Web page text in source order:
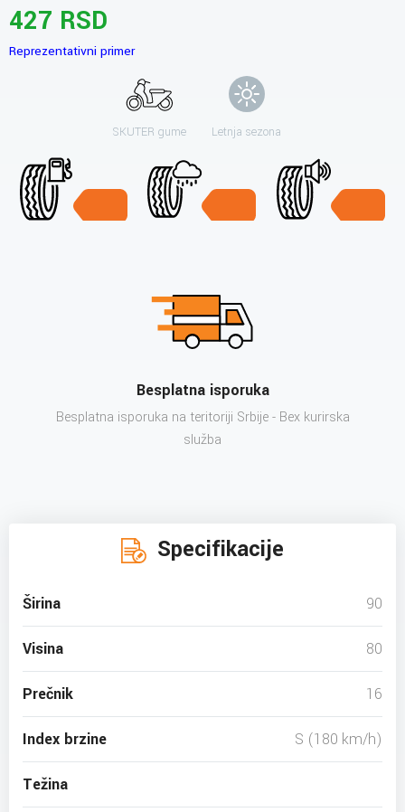
427 RSD
Reprezentativni primer
SKUTER gume Letnja sezona
Besplatna isporuka
Besplatna isporuka na teritoriji Srbije - Bex kurirska
služba
Specifikacije
Širina 90
Visina 80
Prečnik 16
Index brzine S (180 km/h)
Težina